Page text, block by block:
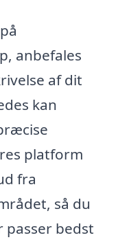
anbefales
af dit
kan
platform
fra
så du
passer bedst